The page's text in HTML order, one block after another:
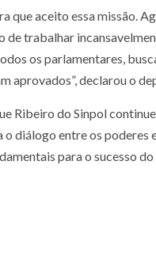
que aceito essa missão.
de trabalhar
os parlamentares,
aprovados”, declarou o
Ribeiro do Sinpol
diálogo entre os poderes
para o sucesso